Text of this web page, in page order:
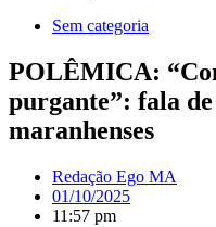
Sem categoria
POLÊMICA:
purgante”: fala
maranhenses
Redação Ego MA
01/10/2025
11:57 pm